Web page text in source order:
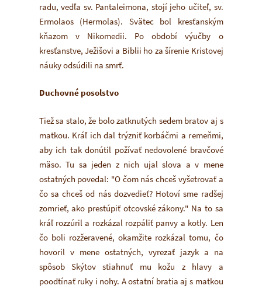
radu, vedľa sv. Pantaleimona, stojí jeho učiteľ, sv.
Ermolaos (Hermolas). Svätec bol kresťanským
kňazom v Nikomedii. Po období výučby o
kresťanstve, Ježišovi a Biblii ho za šírenie Kristovej
náuky odsúdili na smrť.
Duchovné posolstvo
Tiež sa stalo, že bolo zatknutých sedem bratov aj s
matkou. Kráľ ich dal trýzniť korbáčmi a remeňmi,
aby ich tak donútil požívať nedovolené bravčové
mäso. Tu sa jeden z nich ujal slova a v mene
ostatných povedal: "O čom nás chceš vyšetrovať a
čo sa chceš od nás dozvedieť? Hotoví sme radšej
zomrieť, ako prestúpiť otcovské zákony." Na to sa
kráľ rozzúril a rozkázal rozpáliť panvy a kotly. Len
čo boli rozžeravené, okamžite rozkázal tomu, čo
hovoril v mene ostatných, vyrezať jazyk a na
spôsob Skýtov stiahnuť mu kožu z hlavy a
poodtínať ruky i nohy. A ostatní bratia aj s matkou